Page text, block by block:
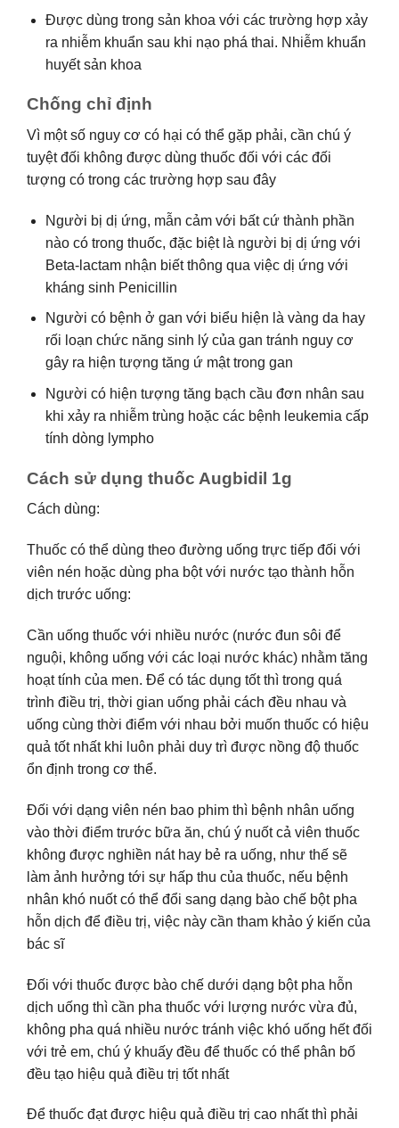
Được dùng trong sản khoa với các trường hợp xảy
ra nhiễm khuẩn sau khi nạo phá thai. Nhiễm khuẩn
huyết sản khoa
Chống chỉ định
Vì một số nguy cơ có hại có thể gặp phải, cần chú ý
tuyệt đối không được dùng thuốc đối với các đối
tượng có trong các trường hợp sau đây
Người bị dị ứng, mẫn cảm với bất cứ thành phần
nào có trong thuốc, đặc biệt là người bị dị ứng với
Beta-lactam nhận biết thông qua việc dị ứng với
kháng sinh Penicillin
Người có bệnh ở gan với biểu hiện là vàng da hay
rối loạn chức năng sinh lý của gan tránh nguy cơ
gây ra hiện tượng tăng ứ mật trong gan
Người có hiện tượng tăng bạch cầu đơn nhân sau
khi xảy ra nhiễm trùng hoặc các bệnh leukemia cấp
tính dòng lympho
Cách sử dụng thuốc Augbidil 1g
Cách dùng:
Thuốc có thể dùng theo đường uống trực tiếp đối với
viên nén hoặc dùng pha bột với nước tạo thành hỗn
dịch trước uống:
Cần uống thuốc với nhiều nước (nước đun sôi để
nguội, không uống với các loại nước khác) nhằm tăng
hoạt tính của men. Để có tác dụng tốt thì trong quá
trình điều trị, thời gian uống phải cách đều nhau và
uống cùng thời điểm với nhau bởi muốn thuốc có hiệu
quả tốt nhất khi luôn phải duy trì được nồng độ thuốc
ổn định trong cơ thể.
Đối với dạng viên nén bao phim thì bệnh nhân uống
vào thời điểm trước bữa ăn, chú ý nuốt cả viên thuốc
không được nghiền nát hay bẻ ra uống, như thế sẽ
làm ảnh hưởng tới sự hấp thu của thuốc, nếu bệnh
nhân khó nuốt có thể đổi sang dạng bào chế bột pha
hỗn dịch để điều trị, việc này cần tham khảo ý kiến của
bác sĩ
Đối với thuốc được bào chế dưới dạng bột pha hỗn
dịch uống thì cần pha thuốc với lượng nước vừa đủ,
không pha quá nhiều nước tránh việc khó uống hết đối
với trẻ em, chú ý khuấy đều để thuốc có thể phân bố
đều tạo hiệu quả điều trị tốt nhất
Để thuốc đạt được hiệu quả điều trị cao nhất thì phải